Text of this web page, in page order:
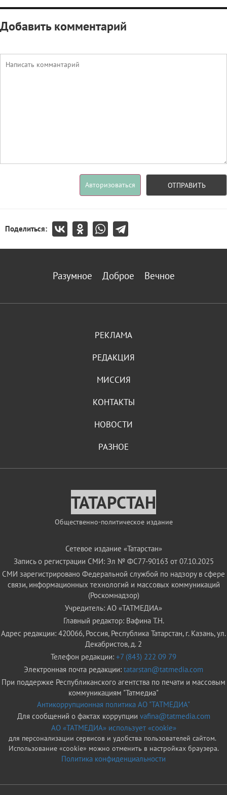
Добавить комментарий
Авторизоваться ОТПРАВИТЬ
Поделиться:
Разумное Доброе Вечное
РЕКЛАМА
РЕДАКЦИЯ
МИССИЯ
КОНТАКТЫ
НОВОСТИ
РАЗНОЕ
ТАТАРСТАН
Общественно-политическое издание
Сетевое издание «Татарстан»
Запись о регистрации СМИ: Эл № ФС77-90163 от 07.10.2025
СМИ зарегистрировано Федеральной службой по надзору в сфере
связи, информационных технологий и массовых коммуникаций
(Роскомнадзор)
Учредитель: АО «ТАТМЕДИА»
Главный редактор: Вафина Т.Н.
Адрес редакции: 420066, Россия, Республика Татарстан, г. Казань, ул.
Декабристов, д. 2
Телефон редакции: +7 (843) 222 09 79
Электронная почта редакции: tatarstan@tatmedia.com
При поддержке Республиканского агентства по печати и массовым
коммуникациям "Татмедиа"
Антикоррупционная политика АО "ТАТМЕДИА"
Для сообщений о фактах коррупции vafina@tatmedia.com
АО «ТАТМЕДИА» использует «cookie»
для персонализации сервисов и удобства пользователей сайтом.
Использование «cookie» можно отменить в настройках браузера.
Политика конфиденциальности